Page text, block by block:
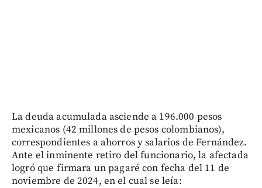
La deuda acumulada asciende a 196.000 pesos
mexicanos (42 millones de pesos colombianos),
correspondientes a ahorros y salarios de Fernández.
Ante el inminente retiro del funcionario, la afectada
logró que firmara un pagaré con fecha del 11 de
noviembre de 2024, en el cual se leía: